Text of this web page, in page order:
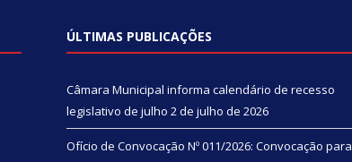
ÚLTIMAS PUBLICAÇÕES
Câmara Municipal informa calendário de recesso
legislativo de julho 2 de julho de 2026
Ofício de Convocação Nº 011/2026: Convocação para